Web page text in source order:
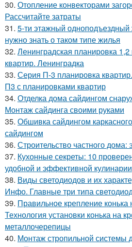
30. Отопление конвекторами
Рассчитайте затраты
31. 5-ти этажный
нужно знать о таком типе жилья
32. Ленинградская планировка
квартир. Ленинградка
33. Серия П-3 планировка
П3 с планировками квартир
34. Отделка дома сайдингом
Монтаж сайдинга своими руками
35. Обшивка сайдингом
сайдингом
36. Строительство частного
37. Кухонные секреты: 10
удобной и эффективной кулинарии
38. Виды светодиодов и их
Инфо. Главные три типа
39. Правильное крепление конька
Технология установки конька на
металлочерепицы
40. Монтаж стропильной системы